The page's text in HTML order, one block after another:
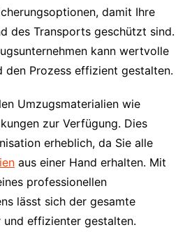
damit Ihre
des Transports geschützt sind.
kann wertvolle
den Prozess effizient gestalten.
Umzugsmaterialien wie
zur Verfügung. Dies
erheblich, da Sie alle
aus einer Hand erhalten. Mit
professionellen
lässt sich der gesamte
und effizienter gestalten.